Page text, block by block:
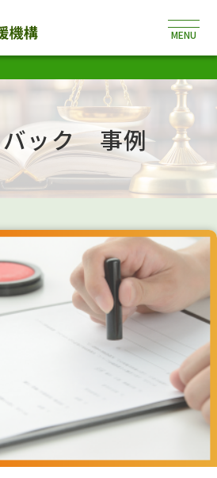
バック 事例